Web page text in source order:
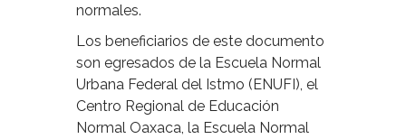
normales.
Los beneficiarios de este documento
son egresados de la Escuela Normal
Urbana Federal del Istmo (ENUFI), el
Centro Regional de Educación
Normal Oaxaca, la Escuela Normal